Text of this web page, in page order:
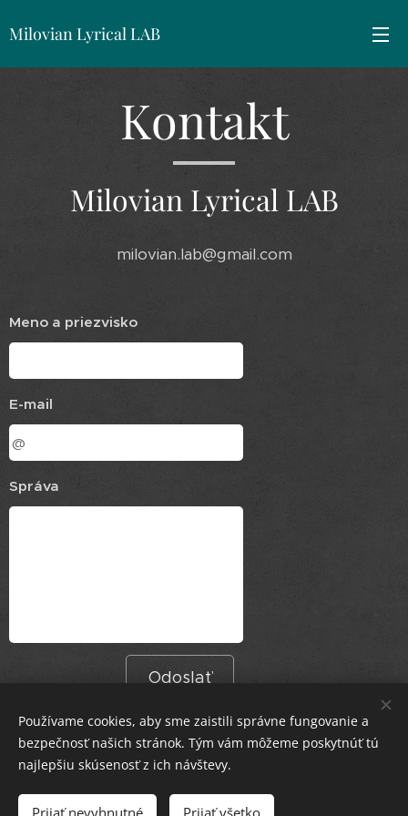
Milovian Lyrical LAB
Kontakt
Milovian Lyrical LAB
milovian.lab@gmail.com
Meno a priezvisko
E-mail
Správa
Odoslať
© 2025 Milovian Lyrical LAB - Vraj mám práva, tak si volím. Od
zajtra šťastie, koniec smoly.
Používame cookies, aby sme zaistili správne fungovanie a
bezpečnosť našich stránok. Tým vám môžeme poskytnúť tú
najlepšiu skúsenosť z ich návštevy.
Prijať nevyhnutné Prijať všetko